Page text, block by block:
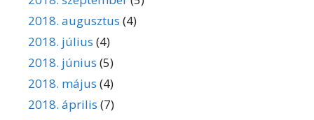
2018. augusztus (4)
2018. július (4)
2018. június (5)
2018. május (4)
2018. április (7)